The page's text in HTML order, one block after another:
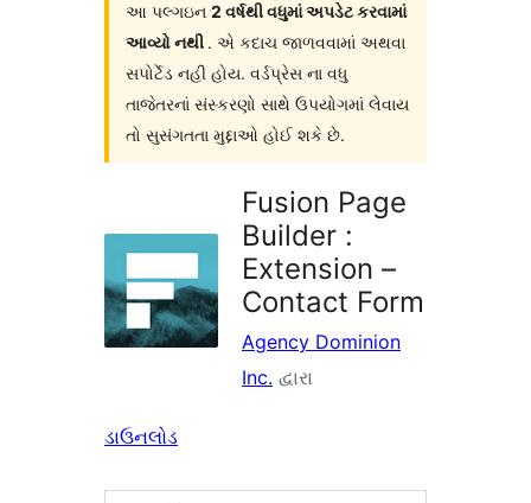
આ પલ્ગઇન 2 વર્ષથી વધુમાં અપડેટ કરવામાં
આવ્યો નથી . એ કદાચ જાળવવામાં અથવા
સપોર્ટેડ નહી હોય. વર્ડપ્રેસ ના વધુ
તાજેતરનાં સંસ્કરણો સાથે ઉપયોગમાં લેવાય
તો સુસંગતતા મુદ્દાઓ હોઈ શકે છે.
Fusion Page
Builder :
Extension –
Contact Form
Agency Dominion
Inc. દ્વારા
ડાઉનલોડ